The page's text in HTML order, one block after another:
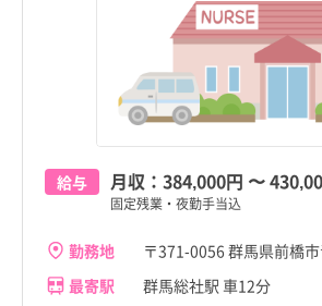
すべて
東京都
青森県
岩手県
宮城県
給与 月収： 384,000円 〜
固定残業・夜勤手当込
勤務地
〒371-0056 群馬県前橋
最寄駅
群馬総社駅 車12分
すべて
東京都
青森県
岩手県
宮城県